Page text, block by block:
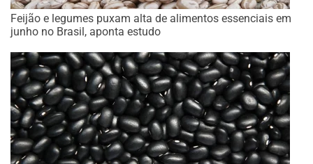
Feijão e legumes puxam alta de alimentos essenciais em
junho no Brasil, aponta estudo